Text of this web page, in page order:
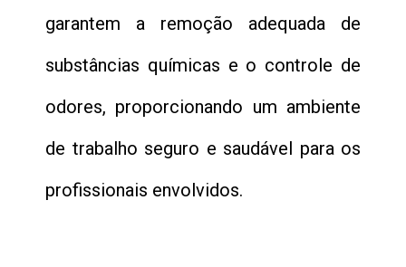
garantem a remoção adequada de
substâncias químicas e o controle de
odores, proporcionando um ambiente
de trabalho seguro e saudável para os
profissionais envolvidos.